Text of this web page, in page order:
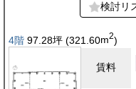
検討リ
4階 97.28坪 (321.60m2)
賃料